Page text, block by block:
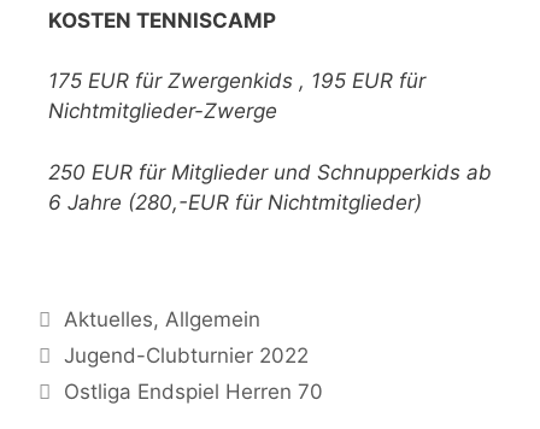
KOSTEN TENNISCAMP
175 EUR für Zwergenkids , 195 EUR für
Nichtmitglieder-Zwerge
250 EUR für Mitglieder und Schnupperkids ab
6 Jahre (280,-EUR für Nichtmitglieder)
Aktuelles,Allgemein
Jugend-Clubturnier 2022
Ostliga Endspiel Herren 70